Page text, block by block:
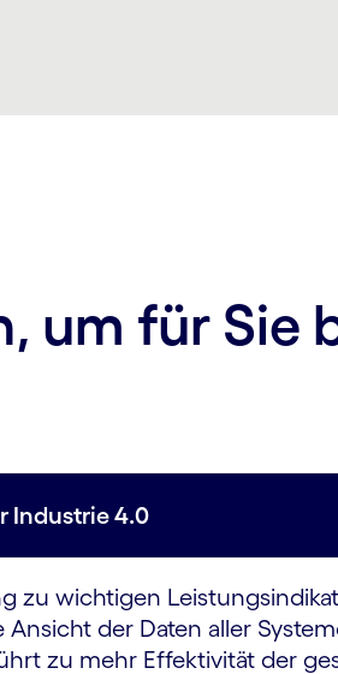
um für Sie
Industrie 4.0
zu wichtigen
der Daten aller
zu mehr Effektivität der